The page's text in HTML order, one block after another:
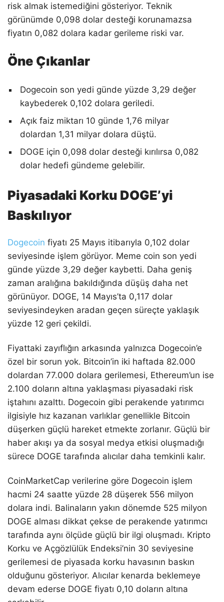
risk almak istemediğini gösteriyor. Teknik
görünümde 0,098 dolar desteği korunamazsa
fiyatın 0,082 dolara kadar gerileme riski var.
Öne Çıkanlar
Dogecoin son yedi günde yüzde 3,29 değer
kaybederek 0,102 dolara geriledi.
Açık faiz miktarı 10 günde 1,76 milyar
dolardan 1,31 milyar dolara düştü.
DOGE için 0,098 dolar desteği kırılırsa 0,082
dolar hedefi gündeme gelebilir.
Piyasadaki Korku DOGE’yi
Baskılıyor
Dogecoin fiyatı 25 Mayıs itibarıyla 0,102 dolar
seviyesinde işlem görüyor. Meme coin son yedi
günde yüzde 3,29 değer kaybetti. Daha geniş
zaman aralığına bakıldığında düşüş daha net
görünüyor. DOGE, 14 Mayıs’ta 0,117 dolar
seviyesindeyken aradan geçen süreçte yaklaşık
yüzde 12 geri çekildi.
Fiyattaki zayıflığın arkasında yalnızca Dogecoin’e
özel bir sorun yok. Bitcoin’in iki haftada 82.000
dolardan 77.000 dolara gerilemesi, Ethereum’un ise
2.100 doların altına yaklaşması piyasadaki risk
iştahını azalttı. Dogecoin gibi perakende yatırımcı
ilgisiyle hız kazanan varlıklar genellikle Bitcoin
düşerken güçlü hareket etmekte zorlanır. Güçlü bir
haber akışı ya da sosyal medya etkisi oluşmadığı
sürece DOGE tarafında alıcılar daha temkinli kalır.
CoinMarketCap verilerine göre Dogecoin işlem
hacmi 24 saatte yüzde 28 düşerek 556 milyon
dolara indi. Balinaların yakın dönemde 525 milyon
DOGE alması dikkat çekse de perakende yatırımcı
tarafında aynı ölçüde güçlü bir ilgi oluşmadı. Kripto
Korku ve Açgözlülük Endeksi’nin 30 seviyesine
gerilemesi de piyasada korku havasının baskın
olduğunu gösteriyor. Alıcılar kenarda beklemeye
devam ederse DOGE fiyatı 0,10 doların altına